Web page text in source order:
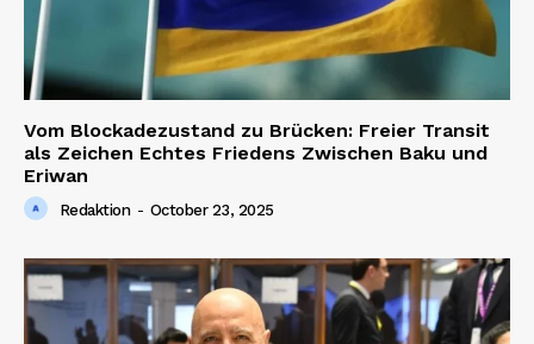
Vom Blockadezustand zu Brücken: Freier Transit
als Zeichen Echtes Friedens Zwischen Baku und
Eriwan
Redaktion - October 23, 2025